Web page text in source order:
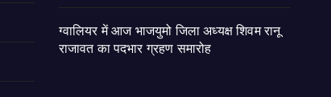
ग्वालियर में आज भाजयुमो जिला अध्यक्ष शिवम रानू
राजावत का पदभार ग्रहण समारोह